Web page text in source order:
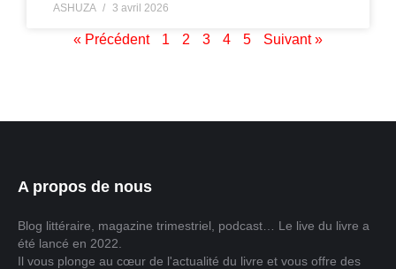
ASHUZA 3 avril 2026
« Précédent 1 2 3 4 5 Suivant »
A propos de nous
Blog littéraire, magazine trimestriel, podcast… Le live du livre a
été lancé en 2022.
Il vous plonge au cœur de l'actualité du livre et vous offre des